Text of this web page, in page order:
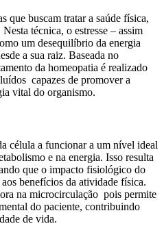
que buscam tratar a saúde física,
técnica, o estresse – assim
um desequilíbrio da energia
a sua raiz. Baseada no
da homeopatia é realizado
capazes de promover a
vital do organismo.
célula a funcionar a um nível ideal
e na energia. Isso resulta
que o impacto fisiológico do
benefícios da atividade física.
na microcirculação pois permite
do paciente, contribuindo
de vida.